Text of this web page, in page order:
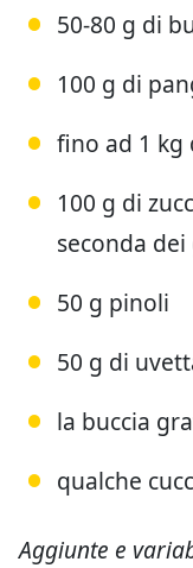
50-80 g di
100 g di
fino ad 1 kg
100 g di
seconda
50 g pinoli
50 g di
la buccia
qualche
Aggiunte e